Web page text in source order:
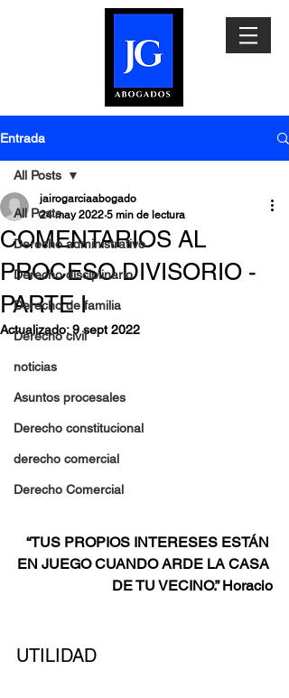
Entrada
All Posts
Derecho administrativo
Derecho disciplinario
Derecho de familia
Derecho civil
noticias
Asuntos procesales
Derecho constitucional
derecho comercial
Derecho Comercial
All Posts
COMENTARIOS AL
PROCESO DIVISORIO -
PARTE I
jairogarciaabogado
24 may 2022 5 min de lectura
Actualizado:9 sept 2022
“TUS PROPIOS INTERESES ESTÁN
EN JUEGO CUANDO ARDE LA CASA
DE TU VECINO.” Horacio
UTILIDAD